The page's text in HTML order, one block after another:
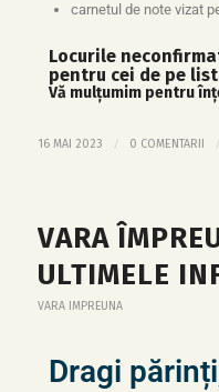
carnetul de note vizat
Locurile
pentru cei de pe
Vă mulțumim pentru
16 MAI 2023 / 0 COMENTARII /
VARA
ULTIMELE
VARA IMPREUNA
Dragi